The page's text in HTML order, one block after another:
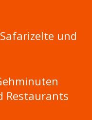
und
Restaurants